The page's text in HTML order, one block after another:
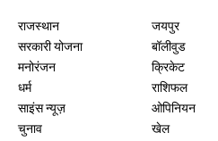
राजस्थान
सरकारी योजना
मनोरंजन
धर्म
साइंस न्यूज़
चुनाव
जयपुर
बॉलीवुड
क्रिकेट
राशिफल
ओपिनियन
खेल